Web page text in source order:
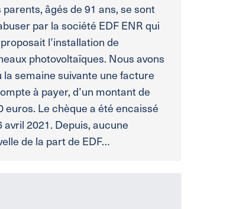
âgés de 91 ans, se sont
par la société EDF ENR qui
l’installation de
photovoltaïques. Nous avons
la semaine suivante une facture
à payer, d’un montant de
euros. Le chèque a été encaissé
avril 2021. Depuis, aucune
de la part de EDF…